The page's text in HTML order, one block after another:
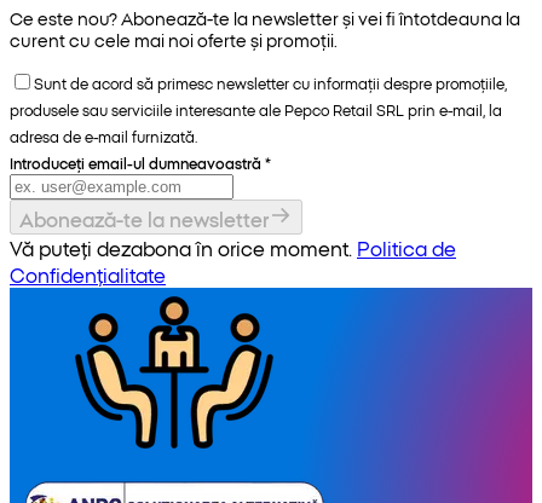
Ce este nou? Abonează-te la newsletter și vei fi întotdeauna la
curent cu cele mai noi oferte și promoții.
Sunt de acord să primesc newsletter cu informații despre promoțiile,
produsele sau serviciile interesante ale Pepco Retail SRL prin e-mail, la
adresa de e-mail furnizată.
Introduceți email-ul dumneavoastră *
Abonează-te la newsletter
Vă puteți dezabona în orice moment. Politica de
Confidențialitate